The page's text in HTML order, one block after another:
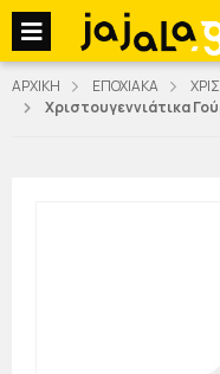
jajala Menu
ΑΡΧΙΚΗ ΕΠΟΧΙΑΚΑ
Χριστουγεννιάτικα